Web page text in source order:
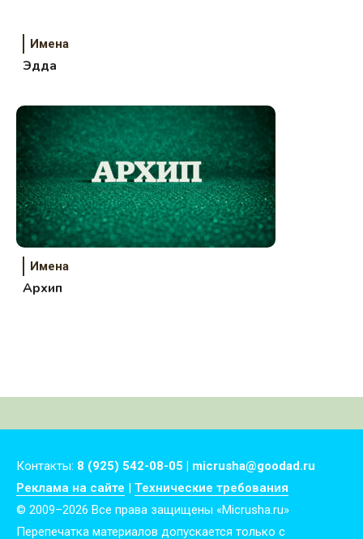
Имена
Эдда
Имена
Архип
Контакты: 8 (925) 542-08-05 | micrusha@goodad.ru
Реклама на сайте
Технические требования
© 2009–2026 Все права защищены «Micrusha.ru»
Перепечатка материалов допускается только с